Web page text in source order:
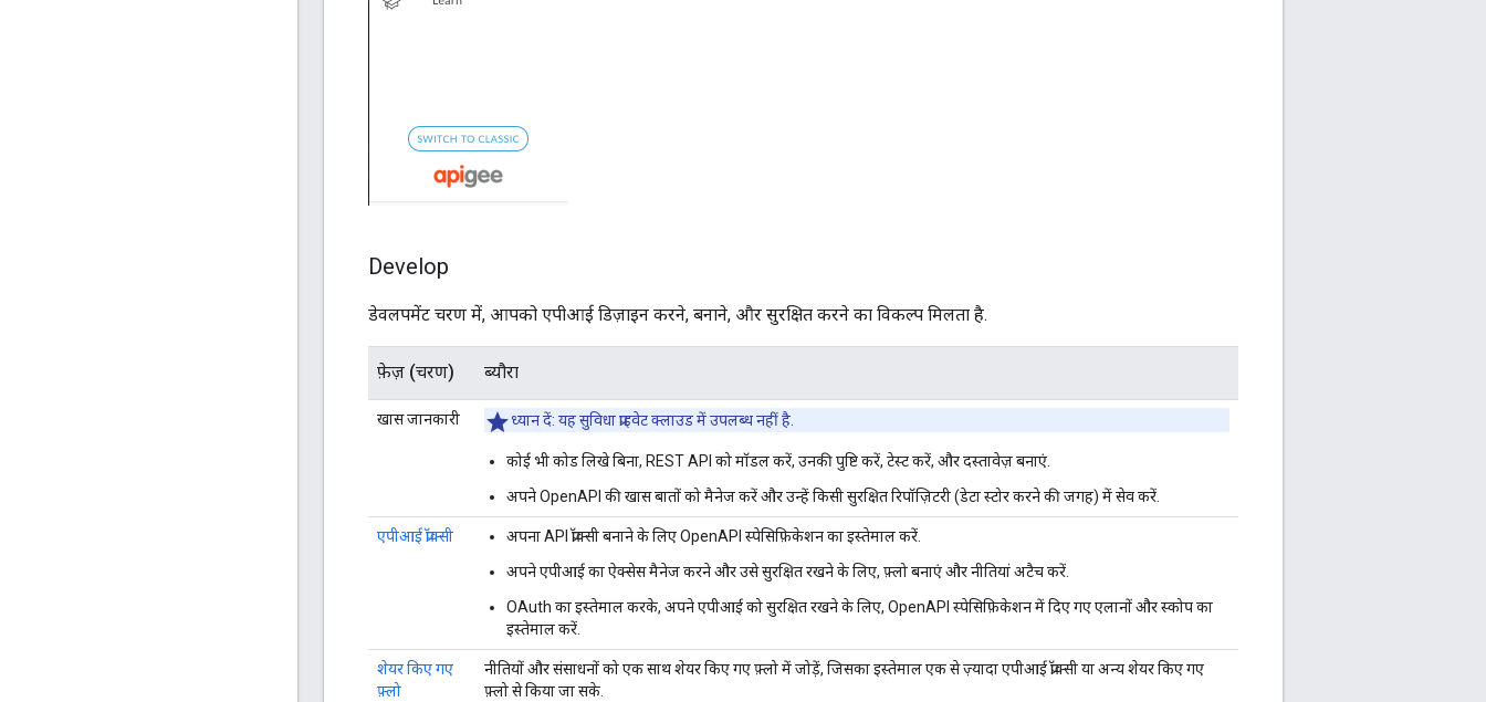
Develop
डेवलपमेंट चरण में, आपको एपीआई डिज़ाइन करने, बनाने, और सुरक्षित करने का विकल्प मिलता है.
फ़ेज़ (चरण) ब्यौरा
खास जानकारी ध्यान दें: यह सुविधा प्राइवेट क्लाउड में उपलब्ध नहीं है.
कोई भी कोड लिखे बिना, REST API को मॉडल करें, उनकी पुष्टि करें, टेस्ट करें, और दस्तावेज़ बनाएं.
अपने OpenAPI की खास बातों को मैनेज करें और उन्हें किसी सुरक्षित रिपॉज़िटरी (डेटा स्टोर करने की जगह) में सेव करें.
एपीआई प्रॉक्सी
अपना API प्रॉक्सी बनाने के लिए OpenAPI स्पेसिफ़िकेशन का इस्तेमाल करें.
अपने एपीआई का ऐक्सेस मैनेज करने और उसे सुरक्षित रखने के लिए, फ़्लो बनाएं और नीतियां अटैच करें.
OAuth का इस्तेमाल करके, अपने एपीआई को सुरक्षित रखने के लिए, OpenAPI स्पेसिफ़िकेशन में दिए गए एलानों और स्कोप का
इस्तेमाल करें.
शेयर किए गए
फ़्लो
नीतियों और संसाधनों को एक साथ शेयर किए गए फ़्लो में जोड़ें, जिसका इस्तेमाल एक से ज़्यादा एपीआई प्रॉक्सी या अन्य शेयर किए गए
फ़्लो से किया जा सके.